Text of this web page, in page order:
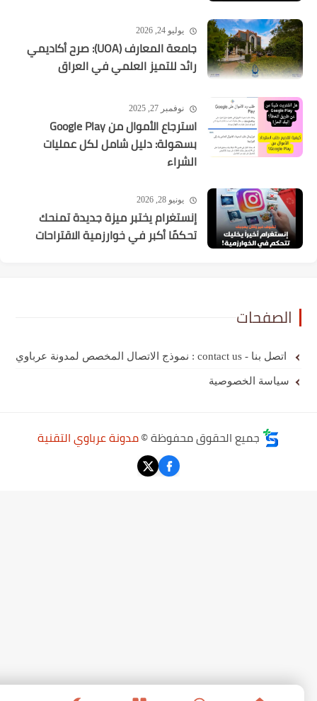
يوليو 24, 2026
جامعة المعارف (UOA): صرح أكاديمي
رائد للتميز العلمي في العراق
نوفمبر 27, 2025
استرجاع الأموال من Google Play
بسهولة: دليل شامل لكل عمليات
الشراء
يونيو 28, 2026
إنستغرام يختبر ميزة جديدة تمنحك
تحكمًا أكبر في خوارزمية الاقتراحات
الصفحات
اتصل بنا - contact us : نموذج الاتصال المخصص لمدونة عرباوي
سياسة الخصوصية
جميع الحقوق محفوظة ©مدونة عرباوي التقنية